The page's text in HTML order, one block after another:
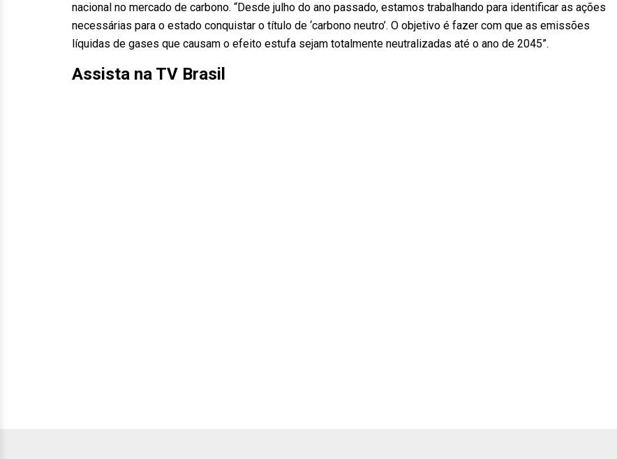
nacional no mercado de carbono. “Desde julho do ano passado, estamos trabalhando para identificar as ações
necessárias para o estado conquistar o título de ‘carbono neutro’. O objetivo é fazer com que as emissões
líquidas de gases que causam o efeito estufa sejam totalmente neutralizadas até o ano de 2045”.
Assista na TV Brasil